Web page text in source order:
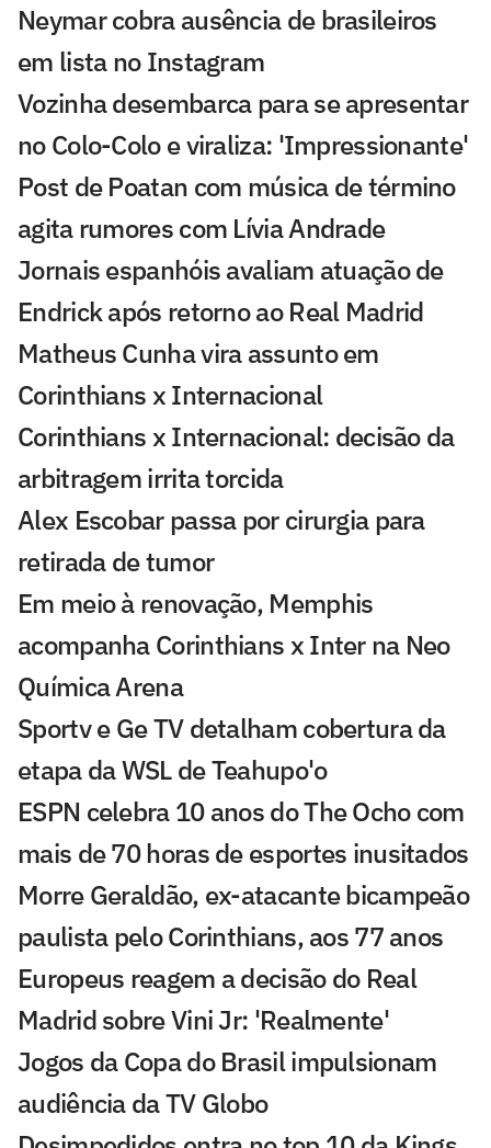
Neymar cobra ausência de brasileiros
em lista no Instagram
Vozinha desembarca para se apresentar
no Colo-Colo e viraliza: 'Impressionante'
Post de Poatan com música de término
agita rumores com Lívia Andrade
Jornais espanhóis avaliam atuação de
Endrick após retorno ao Real Madrid
Matheus Cunha vira assunto em
Corinthians x Internacional
Corinthians x Internacional: decisão da
arbitragem irrita torcida
Alex Escobar passa por cirurgia para
retirada de tumor
Em meio à renovação, Memphis
acompanha Corinthians x Inter na Neo
Química Arena
Sportv e Ge TV detalham cobertura da
etapa da WSL de Teahupo'o
ESPN celebra 10 anos do The Ocho com
mais de 70 horas de esportes inusitados
Morre Geraldão, ex-atacante bicampeão
paulista pelo Corinthians, aos 77 anos
Europeus reagem a decisão do Real
Madrid sobre Vini Jr: 'Realmente'
Jogos da Copa do Brasil impulsionam
audiência da TV Globo